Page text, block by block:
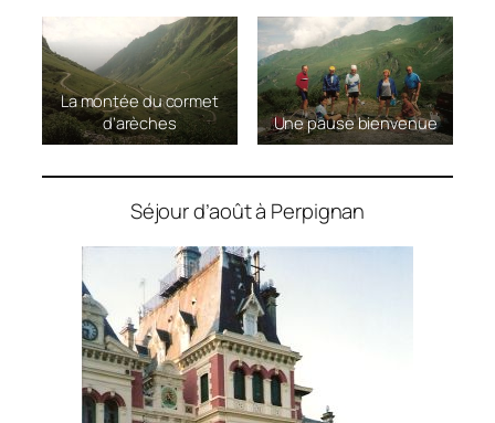
La montée du cormet
d’arèches
Une pause bienvenue
Séjour d’août à Perpignan